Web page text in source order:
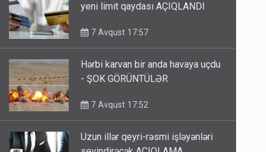
yeni limit qaydası AÇIQLANDI
7 Avqust 17:57
Hərbi karvan bir anda havaya uçdu
- ŞOK GÖRÜNTÜLƏR
7 Avqust 17:52
Uzun illər qeyri-rəsmi işləyənləri